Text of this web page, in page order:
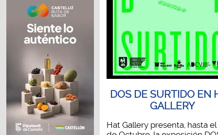
DOS DE SURTIDO EN
GALLERY
Hat Gallery presenta, hasta el